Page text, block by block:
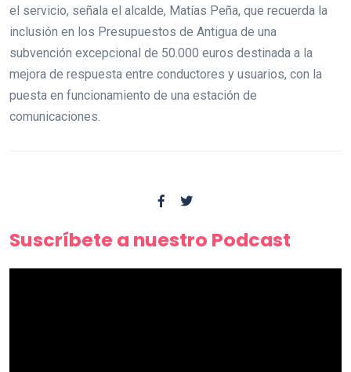
el servicio, señala el alcalde, Matías Peña, que recuerda la
inclusión en los Presupuestos de Antigua de una
subvención excepcional de 50.000 euros destinada a la
mejora de respuesta entre conductores y usuarios, con la
puesta en funcionamiento de una estación de
comunicaciones.
Suscríbete a nuestro Podcast